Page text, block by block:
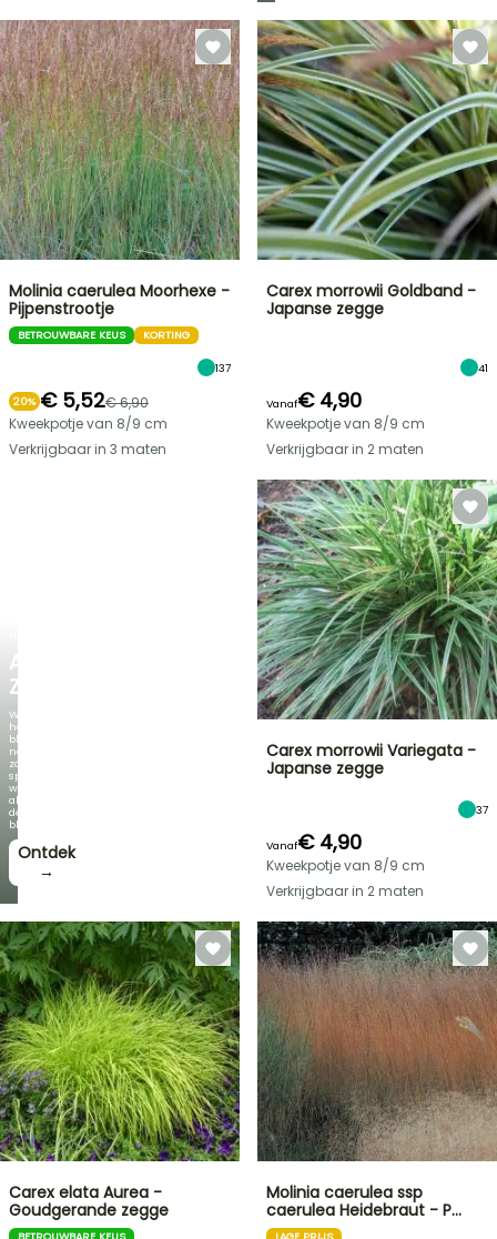
AGAPANTHUS
ZAMBEZI
Wanneer
het
blad
net
zo
spectaculair
wordt
als
de
bloei!
Ontdek
→
Molinia caerulea Moorhexe -
Pijpenstrootje
BETROUWBARE KEUS KORTING
137
20% € 5,52€ 6,90
Kweekpotje van 8/9 cm
Verkrijgbaar in 3 maten
Carex morrowii Goldband -
Japanse zegge
41
Vanaf€ 4,90
Kweekpotje van 8/9 cm
Verkrijgbaar in 2 maten
Carex morrowii Variegata -
Japanse zegge
37
Vanaf€ 4,90
Kweekpotje van 8/9 cm
Verkrijgbaar in 2 maten
Carex elata Aurea -
Goudgerande zegge
Molinia caerulea ssp
caerulea Heidebraut - P…